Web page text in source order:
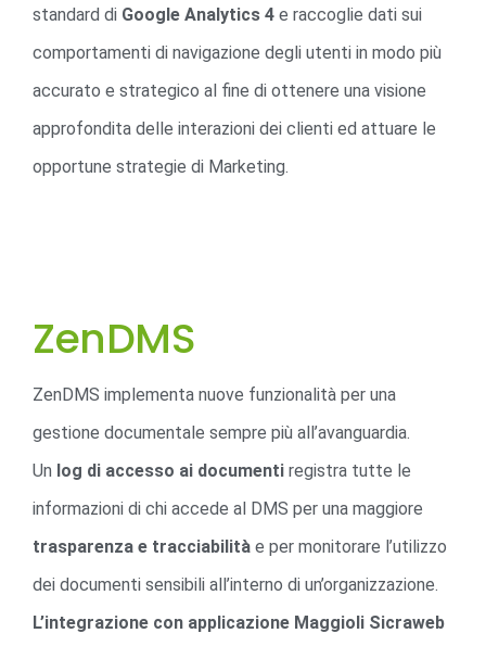
standard di Google Analytics 4 e raccoglie dati sui
comportamenti di navigazione degli utenti in modo più
accurato e strategico al fine di ottenere una visione
approfondita delle interazioni dei clienti ed attuare le
opportune strategie di Marketing.
ZenDMS
ZenDMS implementa nuove funzionalità per una
gestione documentale sempre più all’avanguardia.
Un log di accesso ai documenti registra tutte le
informazioni di chi accede al DMS per una maggiore
trasparenza e tracciabilità e per monitorare l’utilizzo
dei documenti sensibili all’interno di un’organizzazione.
L’integrazione con applicazione Maggioli Sicraweb